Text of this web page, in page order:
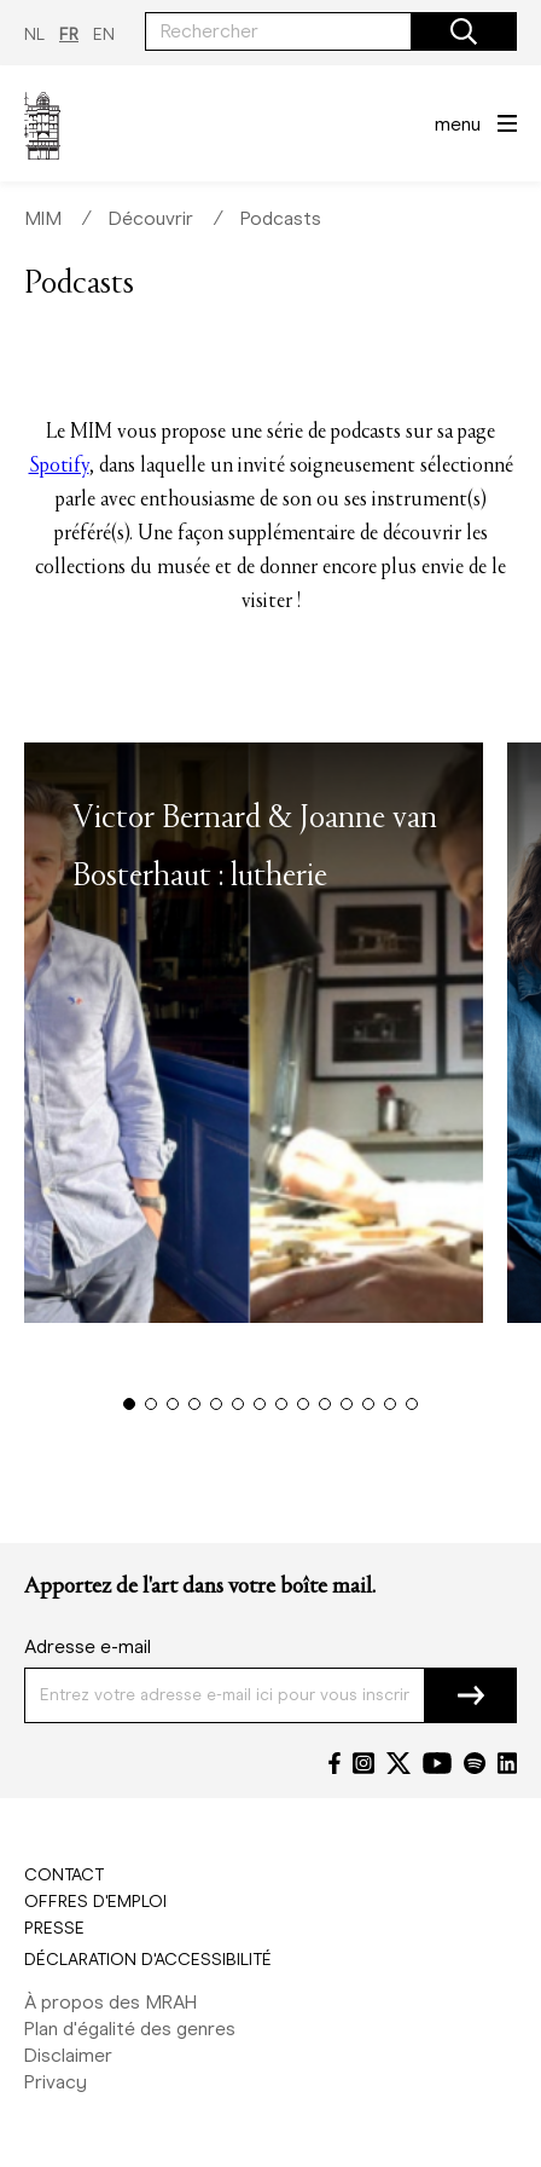
NL FR EN
menu
MIM ∕ Découvrir ∕ Podcasts
Podcasts
Le MIM vous propose une série de podcasts sur sa page
Spotify, dans laquelle un invité soigneusement sélectionné
parle avec enthousiasme de son ou ses instrument(s)
préféré(s). Une façon supplémentaire de découvrir les
collections du musée et de donner encore plus envie de le
visiter !
Victor Bernard & Joanne van
Bosterhaut : lutherie
Apportez de l'art dans votre boîte mail.
Adresse e-mail
CONTACT
OFFRES D'EMPLOI
PRESSE
DÉCLARATION D'ACCESSIBILITÉ
À propos des MRAH
Plan d'égalité des genres
Disclaimer
Privacy